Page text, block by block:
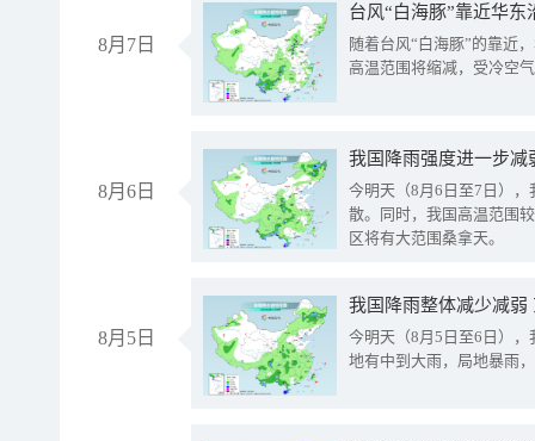
8月7日
台风“白海豚”靠近华
随着台风“白海豚”的靠近
高温范围将缩减，受冷空
8月6日
今明天（8月6日至7日）
散。同时，我国高温范围
区将有大范围桑拿天。
8月5日
我国降雨整体减少减弱
今明天（8月5日至6日）
地有中到大雨，局地暴雨